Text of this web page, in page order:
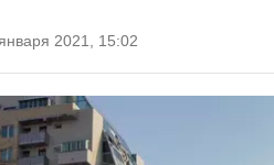
2021, 15:02